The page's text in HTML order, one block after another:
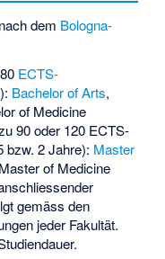
dem Bologna-
ECTS-
Bachelor of Arts,
of Medicine
90 oder 120 ECTS-
bzw. 2 Jahre): Master
Master of Medicine
gemäss den
jeder Fakultät.